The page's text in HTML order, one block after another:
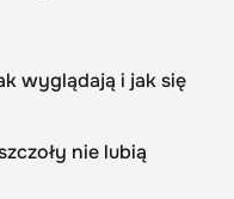
wyglądają i jak się
nie lubią